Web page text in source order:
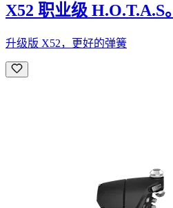
X52 职业级 H.O.T.A.S。
升级版 X52，更好的弹簧